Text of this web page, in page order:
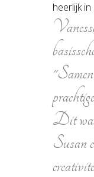
heerlijk
Dit
Susan